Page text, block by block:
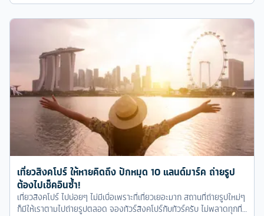
เที่ยวสิงคโปร์ ให้หายคิดถึง ปักหมุด 10 แลนด์มาร์ค ถ่ายรูป
ต้องไปเช็คอินซ้ำ!
เที่ยวสิงคโปร์ ไปบ่อยๆ ไม่มีเบื่อเพราะที่เที่ยวเยอะมาก สถานที่ถ่ายรูปใหม่ๆ
ก็มีให้เราตามไปถ่ายรูปตลอด จองทัวร์สิงคโปร์กับทัวร์ครับ ไม่พลาดทุกที่